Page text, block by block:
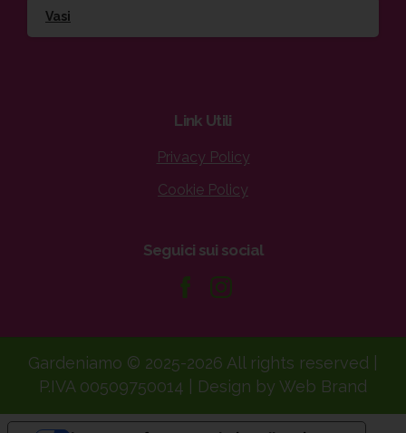
Vasi
Link Utili
Privacy Policy
Cookie Policy
Seguici sui social
Gardeniamo © 2025-2026 All rights reserved |
P.IVA 00509750014 | Design by Web Brand